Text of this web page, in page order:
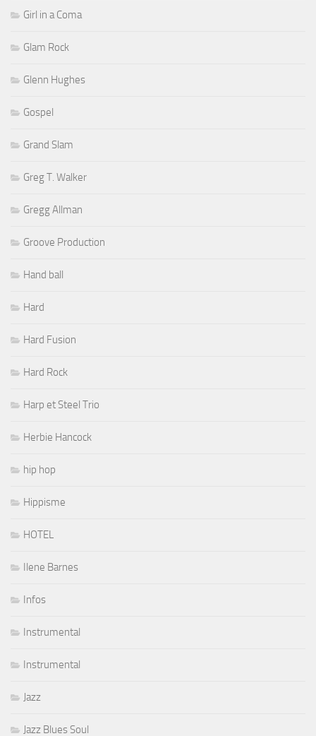
Girl in a Coma
Glam Rock
Glenn Hughes
Gospel
Grand Slam
Greg T. Walker
Gregg Allman
Groove Production
Hand ball
Hard
Hard Fusion
Hard Rock
Harp et Steel Trio
Herbie Hancock
hip hop
Hippisme
HOTEL
Ilene Barnes
Infos
Instrumental
Instrumental
Jazz
Jazz Blues Soul